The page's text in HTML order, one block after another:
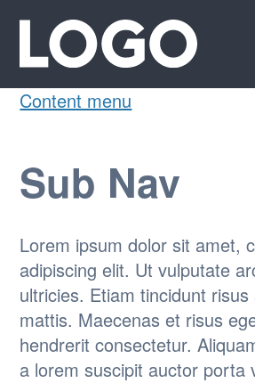
Content menu
Sub Nav
Lorem ipsum dolor sit amet,
adipiscing elit. Ut vulputate
ultricies. Etiam tincidunt risus
mattis. Maecenas et risus
hendrerit consectetur.
a lorem suscipit auctor porta